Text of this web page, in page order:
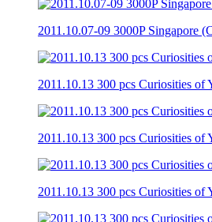
2011.10.07-09 3000P Singapore
2011.10.13 300 pcs Curiosities of
2011.10.13 300 pcs Curiosities of
2011.10.13 300 pcs Curiosities of